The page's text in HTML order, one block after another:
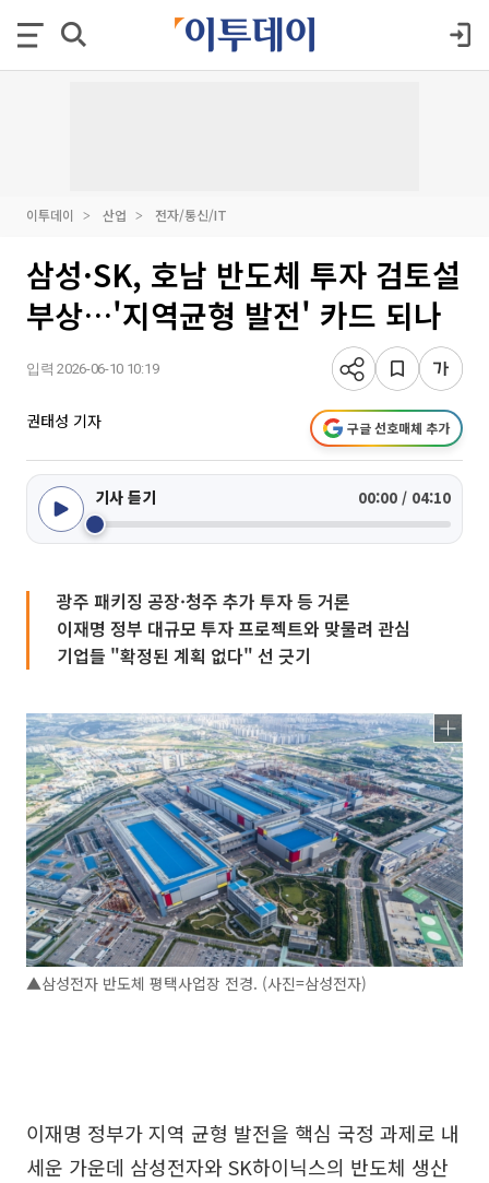
이투데이 산업 전자/통신/IT
삼성·SK, 호남 반도체 투자 검토설
부상…'지역균형 발전' 카드 되나
입력 2026-06-10 10:19
권태성 기자 구글 선호매체 추가
기사 듣기 00:00 / 04:10
광주 패키징 공장·청주 추가 투자 등 거론
이재명 정부 대규모 투자 프로젝트와 맞물려 관심
기업들 "확정된 계획 없다" 선 긋기
▲삼성전자 반도체 평택사업장 전경. (사진=삼성전자)
이재명 정부가 지역 균형 발전을 핵심 국정 과제로 내
세운 가운데 삼성전자와 SK하이닉스의 반도체 생산